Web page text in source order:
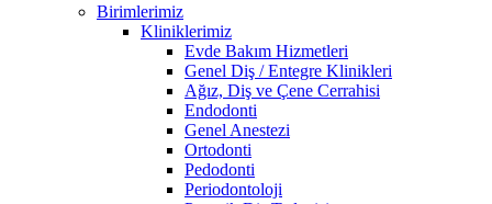
Birimlerimiz
Kliniklerimiz
Evde Bakım Hizmetleri
Genel Diş / Entegre Klinikleri
Ağız, Diş ve Çene Cerrahisi
Endodonti
Genel Anestezi
Ortodonti
Pedodonti
Periodontoloji